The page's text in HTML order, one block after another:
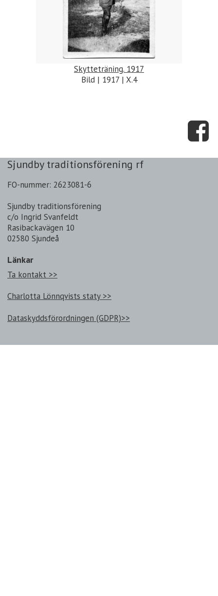
Skytteträning. 1917
Bild | 1917 | X.4
Sjundby traditionsförening rf
FO-nummer: 2623081-6
Sjundby traditionsförening
c/o Ingrid Svanfeldt
Rasibackavägen 10
02580 Sjundeå
Länkar
Ta kontakt >>
Charlotta Lönnqvists staty >>
Dataskyddsförordningen (GDPR)>>